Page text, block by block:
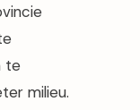
te
milieu.